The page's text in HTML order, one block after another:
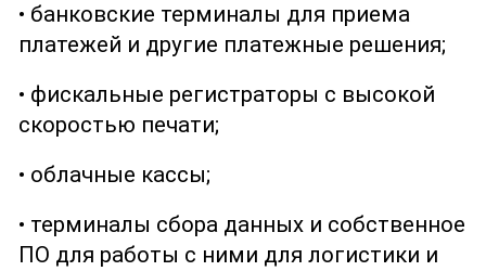
• банковские терминалы для приема
платежей и другие платежные решения;
• фискальные регистраторы с высокой
скоростью печати;
• облачные кассы;
• терминалы сбора данных и собственное
ПО для работы с ними для логистики и